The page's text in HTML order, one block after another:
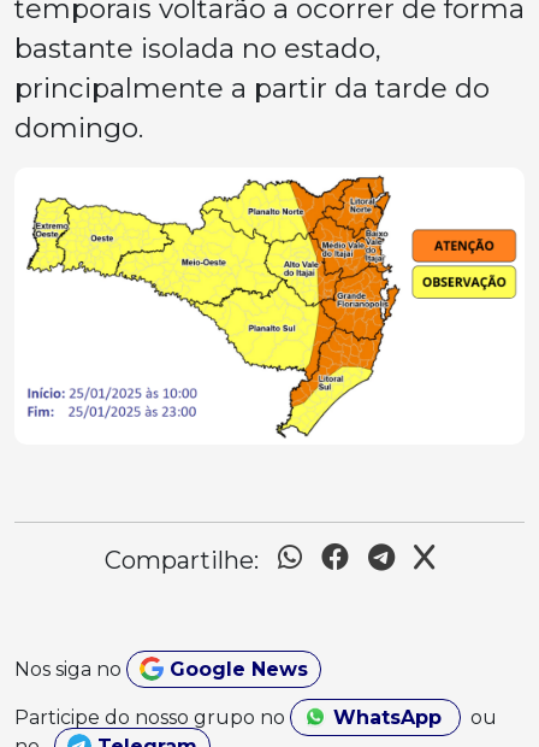
temporais voltarão a ocorrer de forma
bastante isolada no estado,
principalmente a partir da tarde do
domingo.
Compartilhe:
Nos siga no Google News
Participe do nosso grupo no WhatsApp
ou